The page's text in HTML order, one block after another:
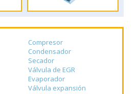
Compresor
Condensador
Secador
Válvula de EGR
Evaporador
Válvula expansión